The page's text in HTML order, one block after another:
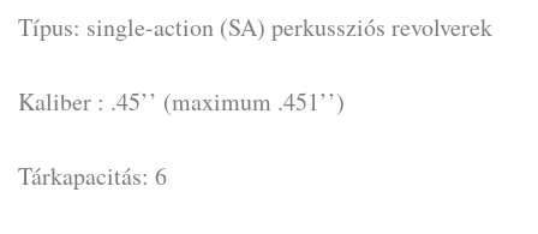
Típus: single-action (SA) perkussziós revolverek
Kaliber : .45’’ (maximum .451’’)
Tárkapacitás: 6